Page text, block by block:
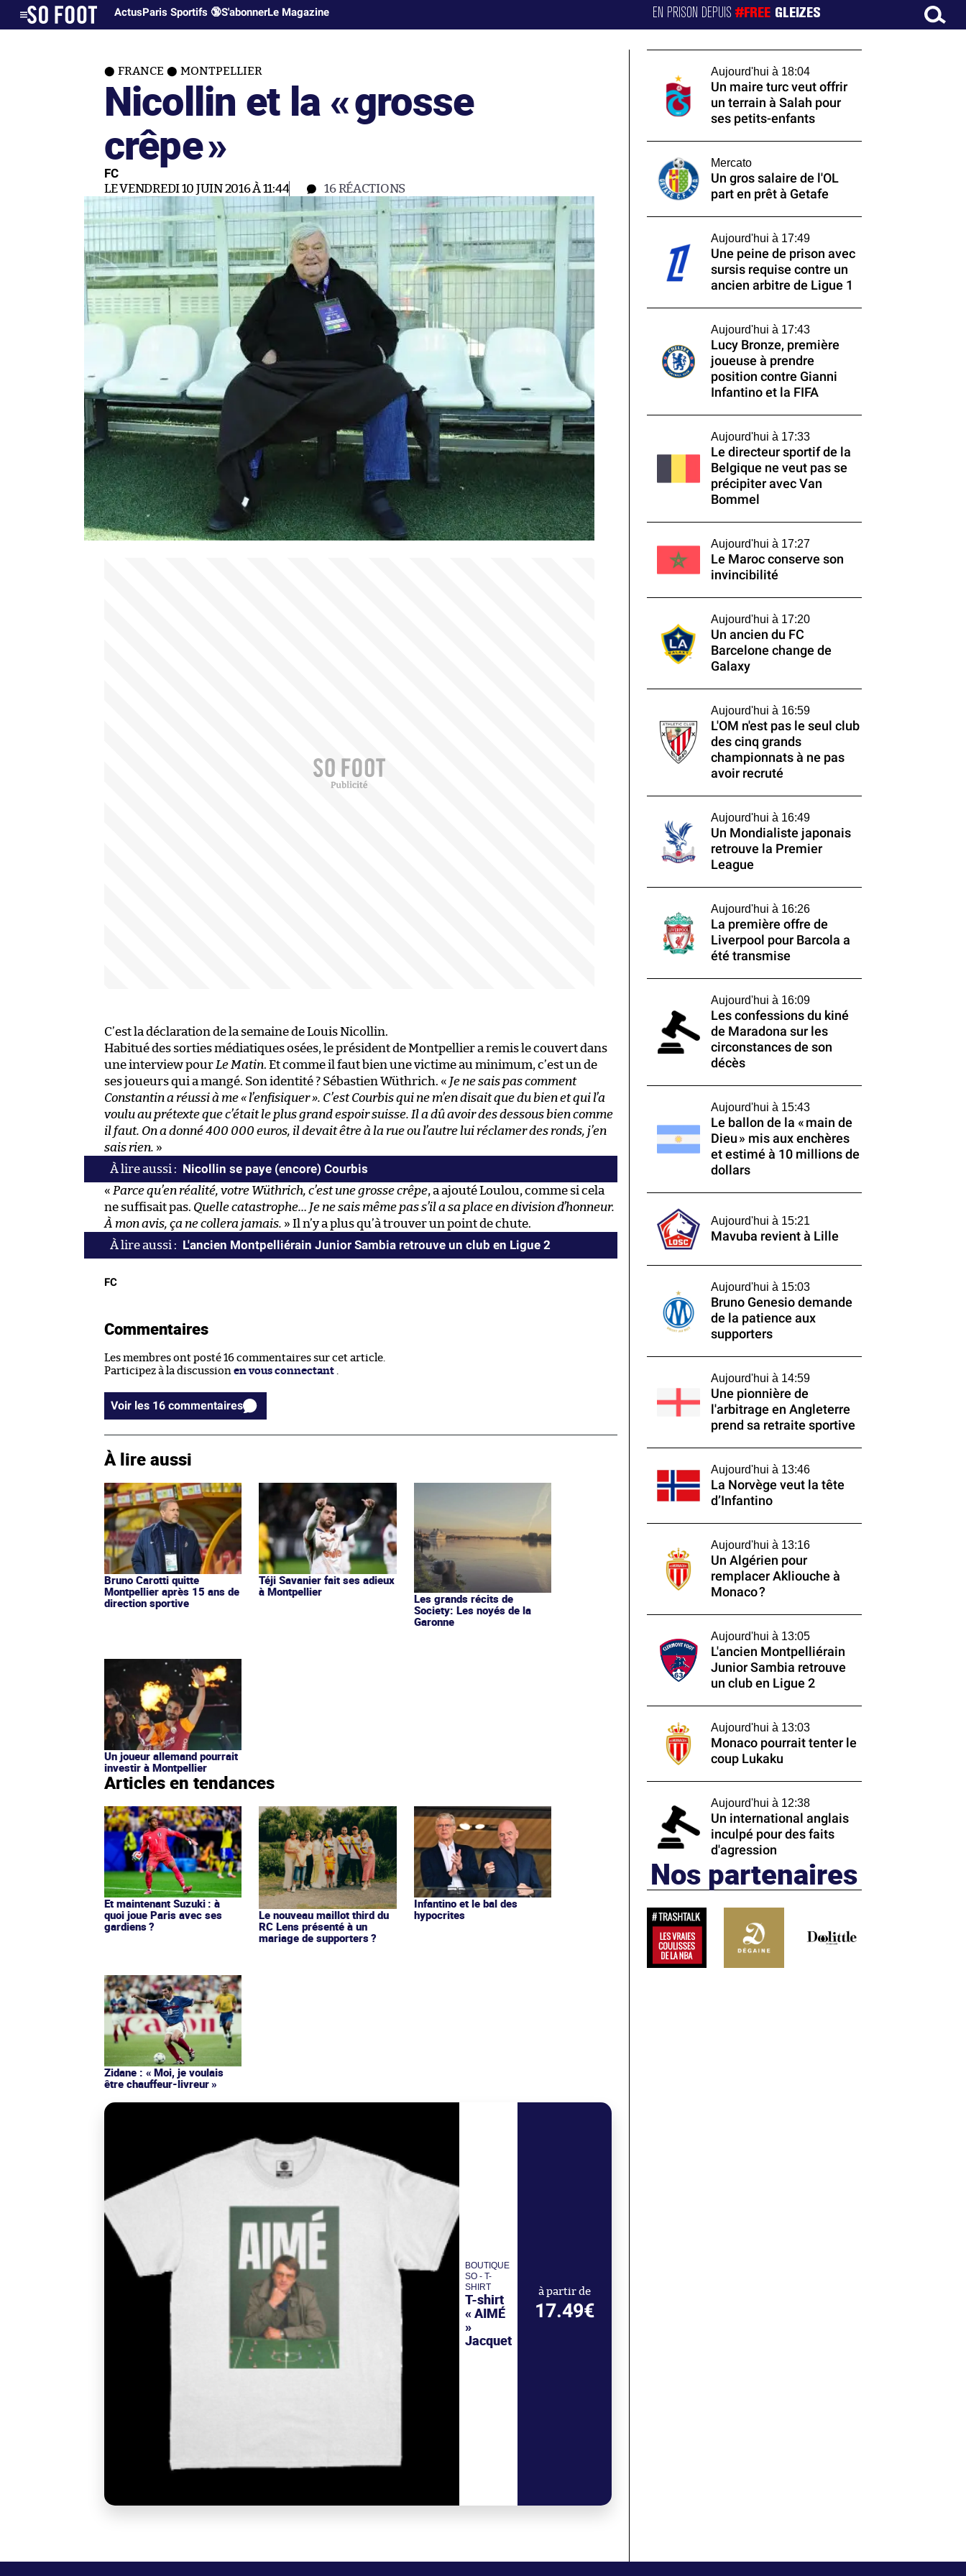
ActusParis Sportifs 🔞S'abonnerLe Magazine EN PRISON DEPUIS#FREE GLEIZES
FRANCE MONTPELLIER
Nicollin et la «grosse
crêpe»
FC
LE VENDREDI 10 JUIN 2016 À 11:44 16RÉACTIONS
C’est la déclaration de la semaine de Louis Nicollin.
Habitué des sorties médiatiques osées, le président de Montpellier a remis le couvert dans
une interview pour Le Matin. Et comme il faut bien une victime au minimum, c’est un de
ses joueurs qui a mangé. Son identité ? Sébastien Wüthrich. « Je ne sais pas comment
Constantin a réussi à me « l’enfisiquer ». C’est Courbis qui ne m’en disait que du bien et qui l’a
voulu au prétexte que c’était le plus grand espoir suisse. Il a dû avoir des dessous bien comme
il faut. On a donné 400 000 euros, il devait être à la rue ou l’autre lui réclamer des ronds, j’en
sais rien. »
Nicollin se paye (encore) Courbis
« Parce qu’en réalité, votre Wüthrich, c’est une grosse crêpe, a ajouté Loulou, comme si cela
ne suffisait pas. Quelle catastrophe… Je ne sais même pas s’il a sa place en division d’honneur.
À mon avis, ça ne collera jamais. » Il n’y a plus qu’à trouver un point de chute.
L'ancien Montpelliérain Junior Sambia retrouve un club en Ligue 2
FC
Commentaires
Les membres ont posté 16 commentaires sur cet article.
Participez à la discussion en vous connectant .
Voir les 16 commentaires
À lire aussi
Bruno Carotti quitte
Montpellier après 15 ans de
direction sportive
Téji Savanier fait ses adieux
à Montpellier
Les grands récits de
Society: Les noyés de la
Garonne
Un joueur allemand pourrait
investir à Montpellier
Articles en tendances
Et maintenant Suzuki : à
quoi joue Paris avec ses
gardiens ?
Le nouveau maillot third du
RC Lens présenté à un
mariage de supporters ?
Infantino et le bal des
hypocrites
Zidane : « Moi, je voulais
être chauffeur-livreur »
BOUTIQUE
SO - T-
SHIRT
T-shirt
« AIMÉ
»
Jacquet
à partir de
17.49€
Aujourd'hui à 18:04
Un maire turc veut offrir
un terrain à Salah pour
ses petits-enfants
Mercato
Un gros salaire de l'OL
part en prêt à Getafe
Aujourd'hui à 17:49
Une peine de prison avec
sursis requise contre un
ancien arbitre de Ligue 1
Aujourd'hui à 17:43
Lucy Bronze, première
joueuse à prendre
position contre Gianni
Infantino et la FIFA
Aujourd'hui à 17:33
Le directeur sportif de la
Belgique ne veut pas se
précipiter avec Van
Bommel
Aujourd'hui à 17:27
Le Maroc conserve son
invincibilité
Aujourd'hui à 17:20
Un ancien du FC
Barcelone change de
Galaxy
Aujourd'hui à 16:59
L'OM n'est pas le seul club
des cinq grands
championnats à ne pas
avoir recruté
Aujourd'hui à 16:49
Un Mondialiste japonais
retrouve la Premier
League
Aujourd'hui à 16:26
La première offre de
Liverpool pour Barcola a
été transmise
Aujourd'hui à 16:09
Les confessions du kiné
de Maradona sur les
circonstances de son
décès
Aujourd'hui à 15:43
Le ballon de la « main de
Dieu » mis aux enchères
et estimé à 10 millions de
dollars
Aujourd'hui à 15:21
Mavuba revient à Lille
Aujourd'hui à 15:03
Bruno Genesio demande
de la patience aux
supporters
Aujourd'hui à 14:59
Une pionnière de
l'arbitrage en Angleterre
prend sa retraite sportive
Aujourd'hui à 13:46
La Norvège veut la tête
d’Infantino
Aujourd'hui à 13:16
Un Algérien pour
remplacer Akliouche à
Monaco ?
Aujourd'hui à 13:05
L'ancien Montpelliérain
Junior Sambia retrouve
un club en Ligue 2
Aujourd'hui à 13:03
Monaco pourrait tenter le
coup Lukaku
Aujourd'hui à 12:38
Un international anglais
inculpé pour des faits
d'agression
Nos partenaires